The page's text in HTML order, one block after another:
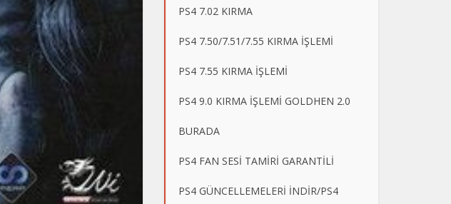
PS4 7.02 KIRMA
PS4 7.50/7.51/7.55 KIRMA İŞLEMİ
PS4 7.55 KIRMA İŞLEMİ
PS4 9.0 KIRMA İŞLEMİ GOLDHEN 2.0
BURADA
PS4 FAN SESİ TAMİRİ GARANTİLİ
PS4 GÜNCELLEMELERİ İNDİR/PS4